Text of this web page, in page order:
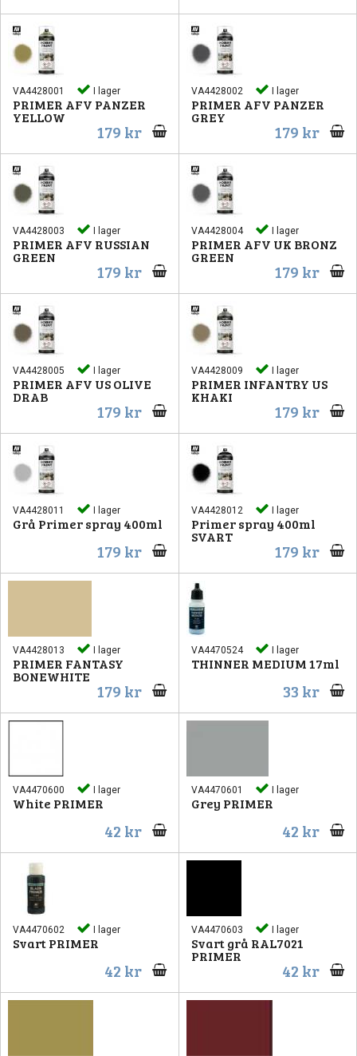
VA4428001 I lager
PRIMER AFV PANZER
YELLOW
179 kr
VA4428002 I lager
PRIMER AFV PANZER
GREY
179 kr
VA4428003 I lager
PRIMER AFV RUSSIAN
GREEN
179 kr
VA4428004 I lager
PRIMER AFV UK BRONZ
GREEN
179 kr
VA4428005 I lager
PRIMER AFV US OLIVE
DRAB
179 kr
VA4428009 I lager
PRIMER INFANTRY US
KHAKI
179 kr
VA4428011 I lager
Grå Primer spray 400ml
179 kr
VA4428012 I lager
Primer spray 400ml
SVART
179 kr
VA4428013 I lager
PRIMER FANTASY
BONEWHITE
179 kr
VA4470524 I lager
THINNER MEDIUM 17ml
33 kr
VA4470600 I lager
White PRIMER
42 kr
VA4470601 I lager
Grey PRIMER
42 kr
VA4470602 I lager
Svart PRIMER
42 kr
VA4470603 I lager
Svart grå RAL7021
PRIMER
42 kr